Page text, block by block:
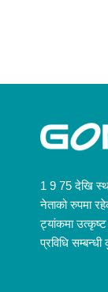
1 9 75 देखि
नेताको रुपमा
ट्यांकमा उत्कृष्ट
प्रविधि